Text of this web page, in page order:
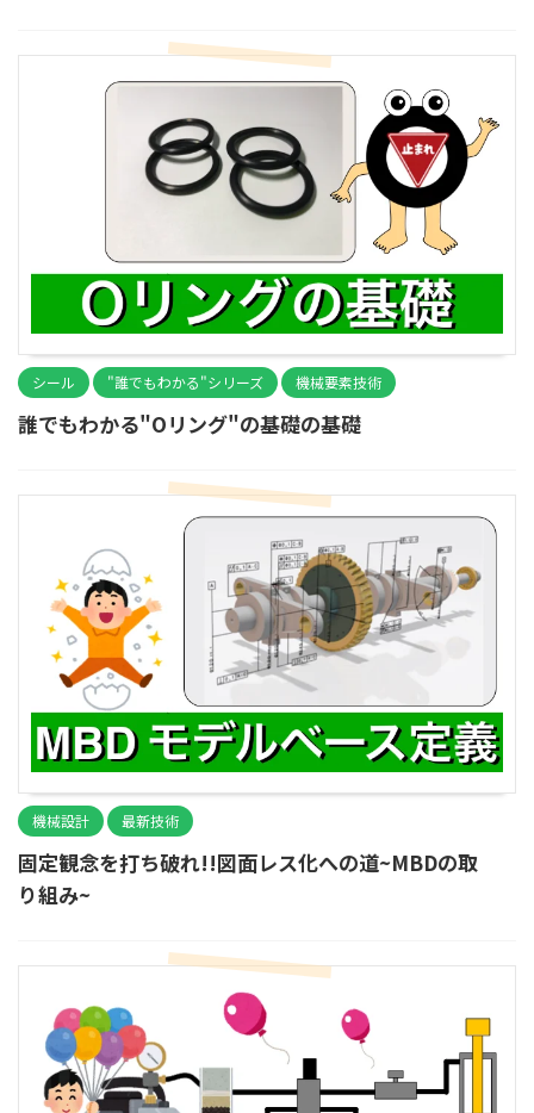
シール "誰でもわかる"シリーズ 機械要素技術
誰でもわかる"Oリング"の基礎の基礎
機械設計 最新技術
固定観念を打ち破れ!!図面レス化への道~MBDの取
り組み~